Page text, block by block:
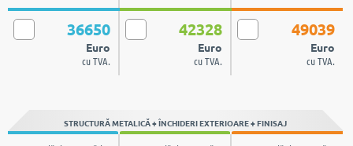
36650
Euro
cu TVA.
42328
Euro
cu TVA.
49039
Euro
cu TVA.
STRUCTURĂ METALICĂ + ÎNCHIDERI EXTERIOARE + FINISAJ
Tencuială decorativă la Tencuială decorativă Tencuială decorativă